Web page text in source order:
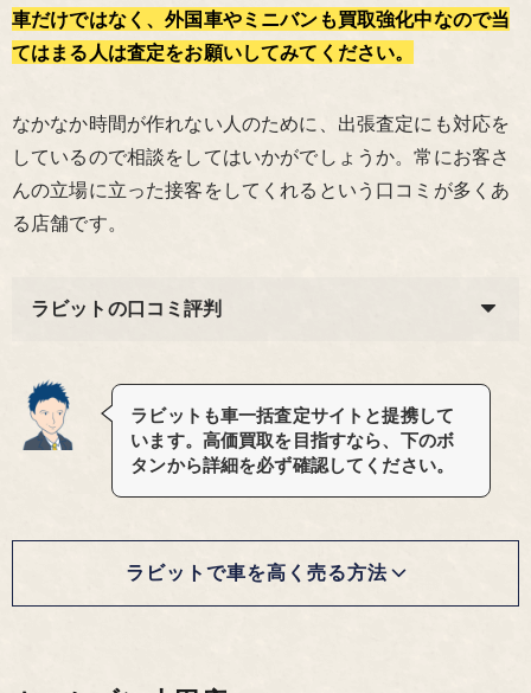
車だけではなく、外国車やミニバンも買取強化中なので当
てはまる人は査定をお願いしてみてください。
なかなか時間が作れない人のために、出張査定にも対応を
しているので相談をしてはいかがでしょうか。常にお客さ
んの立場に立った接客をしてくれるという口コミが多くあ
る店舗です。
ラビットの口コミ評判
ラビットも車一括査定サイトと提携して
います。高価買取を目指すなら、下のボ
タンから詳細を必ず確認してください。
ラビットで車を高く売る方法